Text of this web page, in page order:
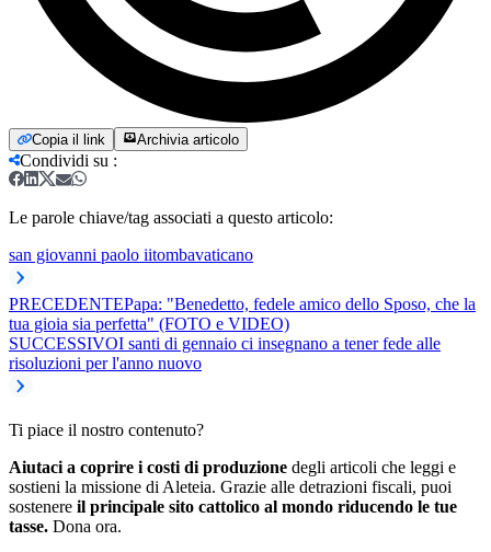
Copia il link Archivia articolo
Condividi su :
Le parole chiave/tag associati a questo articolo:
san giovanni paolo iitombavaticano
PRECEDENTEPapa: "Benedetto, fedele amico dello Sposo, che la
tua gioia sia perfetta" (FOTO e VIDEO)
SUCCESSIVOI santi di gennaio ci insegnano a tener fede alle
risoluzioni per l'anno nuovo
Ti piace il nostro contenuto?
Aiutaci a coprire i costi di produzione degli articoli che leggi e
sostieni la missione di Aleteia. Grazie alle detrazioni fiscali, puoi
sostenere il principale sito cattolico al mondo riducendo le tue
tasse. Dona ora.